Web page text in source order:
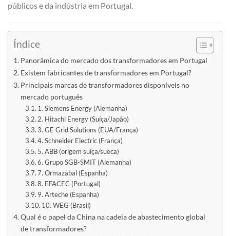
públicos e da indústria em Portugal.
Índice
Panorâmica do mercado dos transformadores em Portugal
Existem fabricantes de transformadores em Portugal?
Principais marcas de transformadores disponíveis no
mercado português
1. Siemens Energy (Alemanha)
2. Hitachi Energy (Suíça/Japão)
3. GE Grid Solutions (EUA/França)
4. Schneider Electric (França)
5. ABB (origem suíça/sueca)
6. Grupo SGB-SMIT (Alemanha)
7. Ormazabal (Espanha)
8. EFACEC (Portugal)
9. Arteche (Espanha)
10. WEG (Brasil)
Qual é o papel da China na cadeia de abastecimento global
de transformadores?